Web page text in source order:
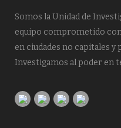
Somos la Unidad de
equipo comprometido
en ciudades no capitales y
Investigamos al poder en